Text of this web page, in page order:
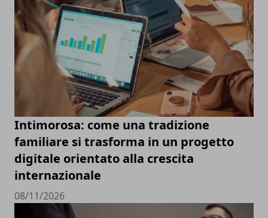
Intimorosa: come una tradizione
familiare si trasforma in un progetto
digitale orientato alla crescita
internazionale
08/11/2026